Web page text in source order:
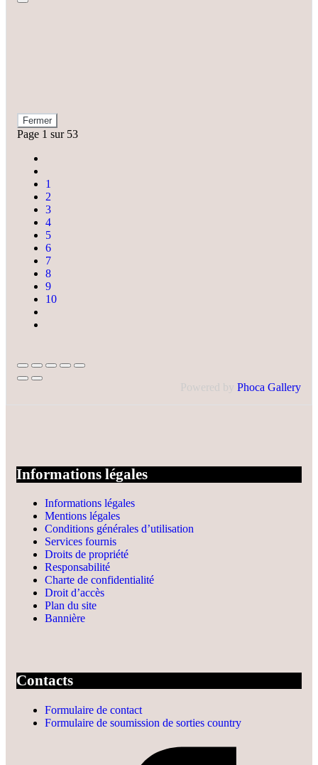
Fermer
Page 1 sur 53
1
2
3
4
5
6
7
8
9
10
Powered by Phoca Gallery
Informations légales
Informations légales
Mentions légales
Conditions générales d’utilisation
Services fournis
Droits de propriété
Responsabilité
Charte de confidentialité
Droit d’accès
Plan du site
Bannière
Contacts
Formulaire de contact
Formulaire de soumission de sorties country